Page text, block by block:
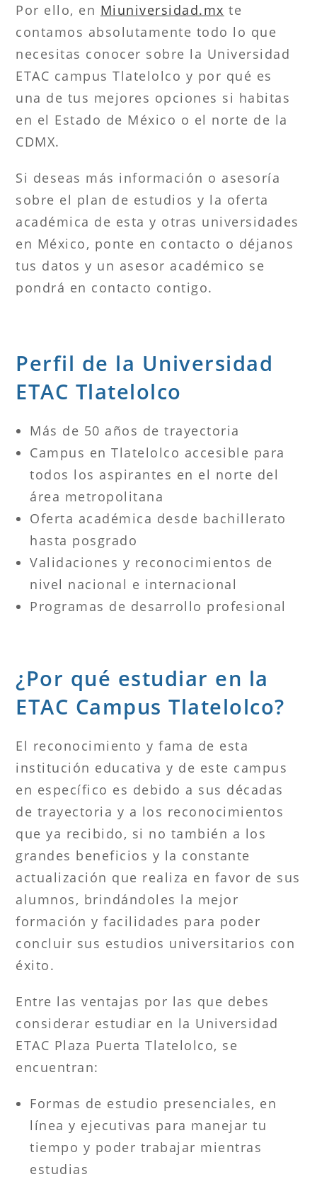
Por ello, en Miuniversidad.mx te
contamos absolutamente todo lo que
necesitas conocer sobre la Universidad
ETAC campus Tlatelolco y por qué es
una de tus mejores opciones si habitas
en el Estado de México o el norte de la
CDMX.
Si deseas más información o asesoría
sobre el plan de estudios y la oferta
académica de esta y otras universidades
en México, ponte en contacto o déjanos
tus datos y un asesor académico se
pondrá en contacto contigo.
Perfil de la Universidad
ETAC Tlatelolco
Más de 50 años de trayectoria
Campus en Tlatelolco accesible para
todos los aspirantes en el norte del
área metropolitana
Oferta académica desde bachillerato
hasta posgrado
Validaciones y reconocimientos de
nivel nacional e internacional
Programas de desarrollo profesional
¿Por qué estudiar en la
ETAC Campus Tlatelolco?
El reconocimiento y fama de esta
institución educativa y de este campus
en específico es debido a sus décadas
de trayectoria y a los reconocimientos
que ya recibido, si no también a los
grandes beneficios y la constante
actualización que realiza en favor de sus
alumnos, brindándoles la mejor
formación y facilidades para poder
concluir sus estudios universitarios con
éxito.
Entre las ventajas por las que debes
considerar estudiar en la Universidad
ETAC Plaza Puerta Tlatelolco, se
encuentran:
Formas de estudio presenciales, en
línea y ejecutivas para manejar tu
tiempo y poder trabajar mientras
estudias